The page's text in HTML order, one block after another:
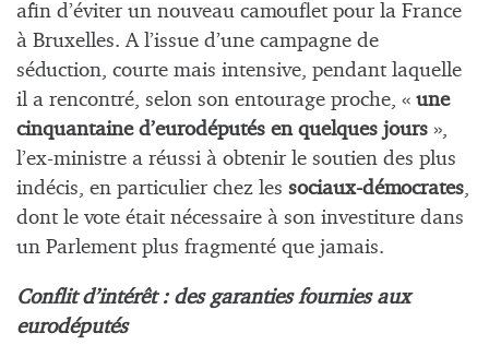
afin d’éviter un nouveau camouflet pour la France
à Bruxelles. A l’issue d’une campagne de
séduction, courte mais intensive, pendant laquelle
il a rencontré, selon son entourage proche, « une
cinquantaine d’eurodéputés en quelques jours »,
l’ex-ministre a réussi à obtenir le soutien des plus
indécis, en particulier chez les sociaux-démocrates,
dont le vote était nécessaire à son investiture dans
un Parlement plus fragmenté que jamais.
Conflit d’intérêt : des garanties fournies aux
eurodéputés